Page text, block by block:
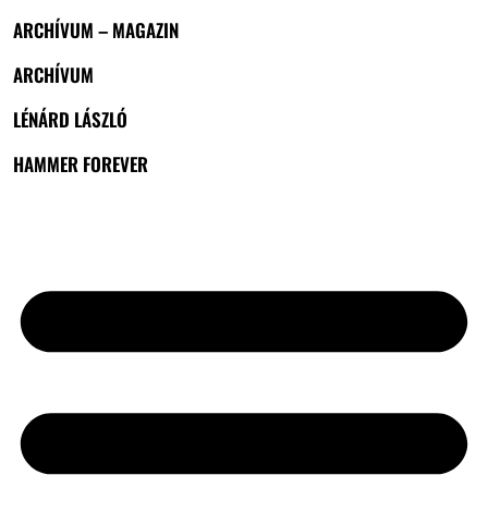
ARCHÍVUM – MAGAZIN
ARCHÍVUM
LÉNÁRD LÁSZLÓ
HAMMER FOREVER